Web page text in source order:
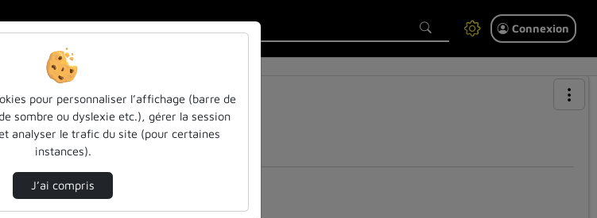
Connexion
pour personnaliser l’affichage (barre de
sombre ou dyslexie etc.), gérer la session
analyser le trafic du site (pour certaines
instances).
J’ai compris